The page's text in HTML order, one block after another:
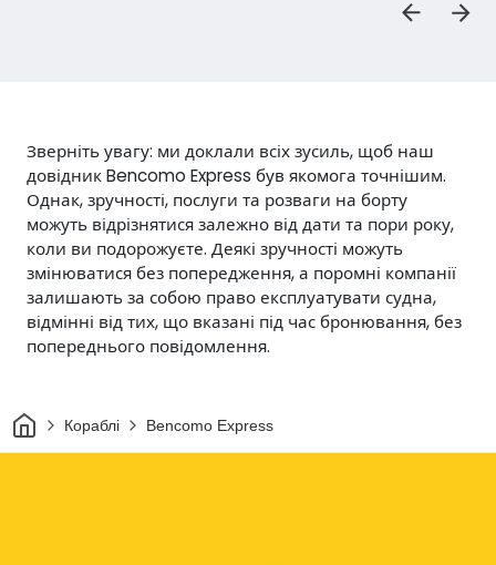
Зверніть увагу: ми доклали всіх зусиль, щоб наш
довідник Bencomo Express був якомога точнішим.
Однак, зручності, послуги та розваги на борту
можуть відрізнятися залежно від дати та пори року,
коли ви подорожуєте. Деякі зручності можуть
змінюватися без попередження, а поромні компанії
залишають за собою право експлуатувати судна,
відмінні від тих, що вказані під час бронювання, без
попереднього повідомлення.
Дім Кораблі Bencomo Express